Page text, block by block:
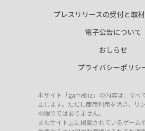
プレスリリースの受付と取
電子公告について
おしらせ
プライバシーポリシ
本サイト「gamebiz」の内容は、すべ
止します。ただし商用利用を除き、リ
の限りではありません。
またサイト上に掲載されているゲーム